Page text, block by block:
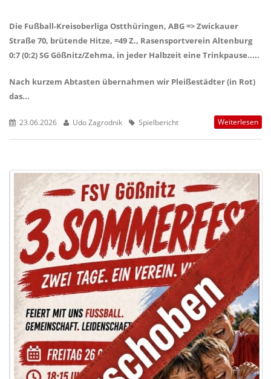
Die Fußball-Kreisoberliga Ostthüringen, ABG => Zwickauer
Straße 70, brütende Hitze, =49 Z., Rasensportverein Altenburg
0:7 (0:2) SG Gößnitz/Zehma, in jeder Halbzeit eine Trinkpause.....
Nach kurzem Abtasten übernahmen wir Pleißestädter (in Rot)
das...
23.06.2026 Udo Zagrodnik Spielbericht Weiterlesen